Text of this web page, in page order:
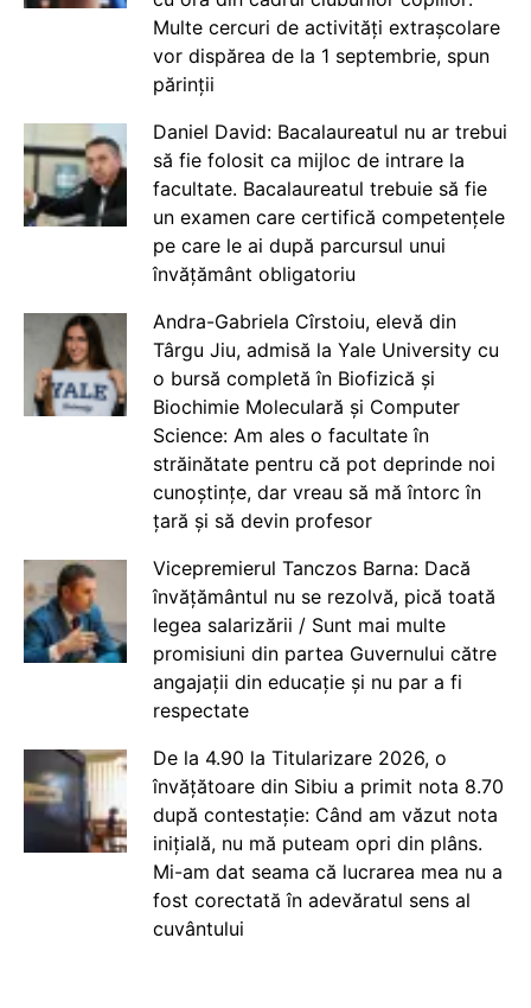
Multe cercuri de activități extrașcolare
vor dispărea de la 1 septembrie, spun
părinții
Daniel David: Bacalaureatul nu ar trebui
să fie folosit ca mijloc de intrare la
facultate. Bacalaureatul trebuie să fie
un examen care certifică competențele
pe care le ai după parcursul unui
învățământ obligatoriu
Andra-Gabriela Cîrstoiu, elevă din
Târgu Jiu, admisă la Yale University cu
o bursă completă în Biofizică și
Biochimie Moleculară și Computer
Science: Am ales o facultate în
străinătate pentru că pot deprinde noi
cunoștințe, dar vreau să mă întorc în
țară și să devin profesor
Vicepremierul Tanczos Barna: Dacă
învățământul nu se rezolvă, pică toată
legea salarizării / Sunt mai multe
promisiuni din partea Guvernului către
angajații din educație și nu par a fi
respectate
De la 4.90 la Titularizare 2026, o
învățătoare din Sibiu a primit nota 8.70
după contestație: Când am văzut nota
inițială, nu mă puteam opri din plâns.
Mi-am dat seama că lucrarea mea nu a
fost corectată în adevăratul sens al
cuvântului